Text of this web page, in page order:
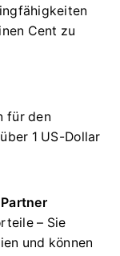
Cent zu
für den
1 US-Dollar
– Sie
und können